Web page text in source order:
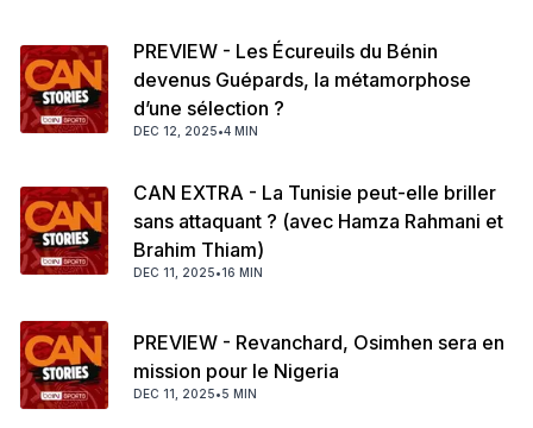
PREVIEW - Les Écureuils du Bénin
devenus Guépards, la métamorphose
d’une sélection ?
DEC 12, 2025•4 MIN
CAN EXTRA - La Tunisie peut-elle briller
sans attaquant ? (avec Hamza Rahmani et
Brahim Thiam)
DEC 11, 2025•16 MIN
PREVIEW - Revanchard, Osimhen sera en
mission pour le Nigeria
DEC 11, 2025•5 MIN